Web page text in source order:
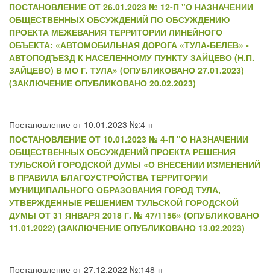
ПОСТАНОВЛЕНИЕ ОТ 26.01.2023 № 12-П "О НАЗНАЧЕНИИ
ОБЩЕСТВЕННЫХ ОБСУЖДЕНИЙ ПО ОБСУЖДЕНИЮ
ПРОЕКТА МЕЖЕВАНИЯ ТЕРРИТОРИИ ЛИНЕЙНОГО
ОБЪЕКТА: «АВТОМОБИЛЬНАЯ ДОРОГА «ТУЛА-БЕЛЕВ» -
АВТОПОДЪЕЗД К НАСЕЛЕННОМУ ПУНКТУ ЗАЙЦЕВО (Н.П.
ЗАЙЦЕВО) В МО Г. ТУЛА» (ОПУБЛИКОВАНО 27.01.2023)
(ЗАКЛЮЧЕНИЕ ОПУБЛИКОВАНО 20.02.2023)
Постановление от 10.01.2023 №:4-п
ПОСТАНОВЛЕНИЕ ОТ 10.01.2023 № 4-П "О НАЗНАЧЕНИИ
ОБЩЕСТВЕННЫХ ОБСУЖДЕНИЙ ПРОЕКТА РЕШЕНИЯ
ТУЛЬСКОЙ ГОРОДСКОЙ ДУМЫ «О ВНЕСЕНИИ ИЗМЕНЕНИЙ
В ПРАВИЛА БЛАГОУСТРОЙСТВА ТЕРРИТОРИИ
МУНИЦИПАЛЬНОГО ОБРАЗОВАНИЯ ГОРОД ТУЛА,
УТВЕРЖДЕННЫЕ РЕШЕНИЕМ ТУЛЬСКОЙ ГОРОДСКОЙ
ДУМЫ ОТ 31 ЯНВАРЯ 2018 Г. № 47/1156» (ОПУБЛИКОВАНО
11.01.2022) (ЗАКЛЮЧЕНИЕ ОПУБЛИКОВАНО 13.02.2023)
Постановление от 27.12.2022 №:148-п